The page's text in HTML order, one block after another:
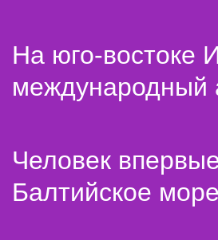
На юго-востоке
международный
Человек
Балтийское море